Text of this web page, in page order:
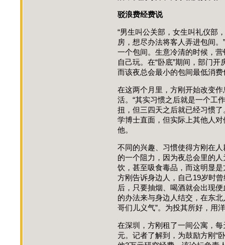
驳浪费经费说
“男生叫公关部，女生叫礼仪部
房，想尽办法将客人弄进包间
一个包间。生意冷清的时候，
自己玩。在“卧底”期间，部门
而该夜总会最小的包间最低消费
在这两个月里，方刚开始改变
活。“其实习惯之后就是一个工
扭，但三四天之后就已经习惯
学博士直面，但实际上其他人
他。
不同的兴趣、习惯使得方刚在
的一个阻力，因为夜总会里的
饮，甚至吸食毒品，而这明显
方刚告诉身边人，自己19岁时
后，只要抽烟、喝酒就会出现
的办法来与身边人结交，在东
哥们儿义气”。为投其所好，用
在深圳，方刚租了一间公寓，
元。记者了解到，为鼓励方刚“